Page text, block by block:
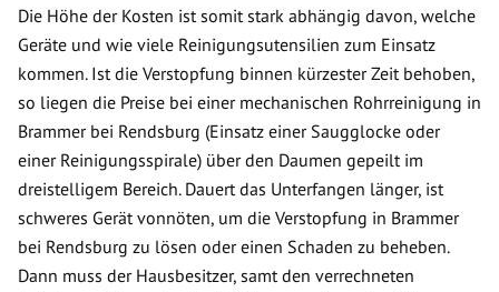
Die Höhe der Kosten ist somit stark abhängig davon, welche
Geräte und wie viele Reinigungsutensilien zum Einsatz
kommen. Ist die Verstopfung binnen kürzester Zeit behoben,
so liegen die Preise bei einer mechanischen Rohrreinigung in
Brammer bei Rendsburg (Einsatz einer Saugglocke oder
einer Reinigungsspirale) über den Daumen gepeilt im
dreistelligem Bereich. Dauert das Unterfangen länger, ist
schweres Gerät vonnöten, um die Verstopfung in Brammer
bei Rendsburg zu lösen oder einen Schaden zu beheben.
Dann muss der Hausbesitzer, samt den verrechneten